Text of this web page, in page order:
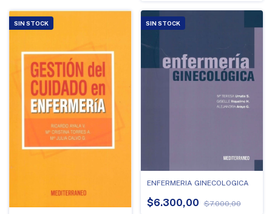
SIN STOCK SIN STOCK
ENFERMERIA GINECOLOGICA
$6.300,00 $7.000,00